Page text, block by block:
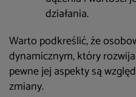
działania.
Warto podkreślić, że
dynamicznym, który
pewne jej aspekty są
zmiany.